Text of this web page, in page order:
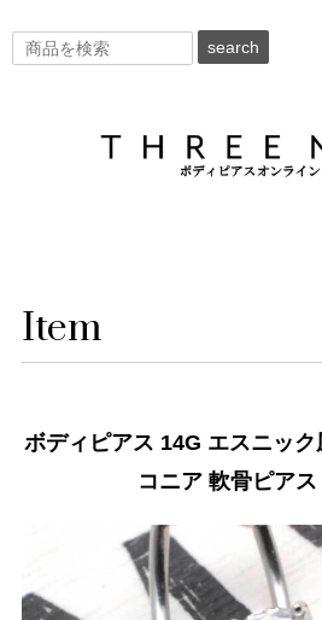
search
Item
ボディピアス 14G エスニッ
コニア 軟骨ピア